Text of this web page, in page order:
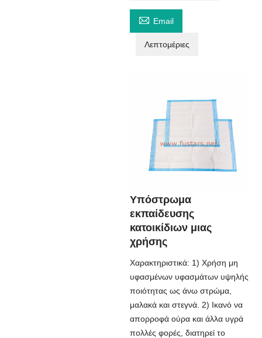
 Email
Λεπτομέριες
Υπόστρωμα
εκπαίδευσης
κατοικίδιων μιας
χρήσης
Χαρακτηριστικά: 1) Χρήση μη
υφασμένων υφασμάτων υψηλής
ποιότητας ως άνω στρώμα,
μαλακά και στεγνά. 2) Ικανό να
απορροφά ούρα και άλλα υγρά
πολλές φορές, διατηρεί το